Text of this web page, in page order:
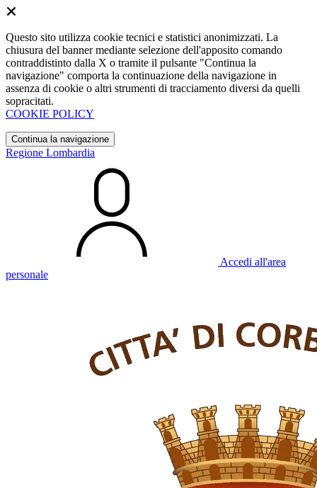
Questo sito utilizza cookie tecnici e statistici anonimizzati. La
chiusura del banner mediante selezione dell'apposito comando
contraddistinto dalla X o tramite il pulsante "Continua la
navigazione" comporta la continuazione della navigazione in
assenza di cookie o altri strumenti di tracciamento diversi da quelli
sopracitati.
COOKIE POLICY
Continua la navigazione
Regione Lombardia
Accedi all'area
personale